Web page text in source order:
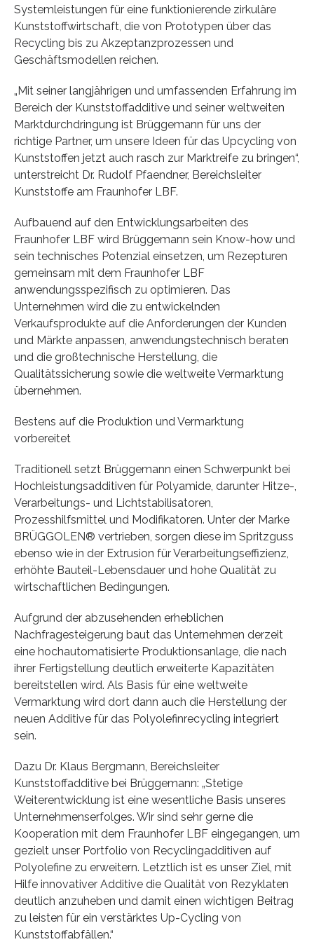
Systemleistungen für eine funktionierende zirkuläre
Kunststoffwirtschaft, die von Prototypen über das
Recycling bis zu Akzeptanzprozessen und
Geschäftsmodellen reichen.
„Mit seiner langjährigen und umfassenden Erfahrung im
Bereich der Kunststoffadditive und seiner weltweiten
Marktdurchdringung ist Brüggemann für uns der
richtige Partner, um unsere Ideen für das Upcycling von
Kunststoffen jetzt auch rasch zur Marktreife zu bringen“,
unterstreicht Dr. Rudolf Pfaendner, Bereichsleiter
Kunststoffe am Fraunhofer LBF.
Aufbauend auf den Entwicklungsarbeiten des
Fraunhofer LBF wird Brüggemann sein Know-how und
sein technisches Potenzial einsetzen, um Rezepturen
gemeinsam mit dem Fraunhofer LBF
anwendungsspezifisch zu optimieren. Das
Unternehmen wird die zu entwickelnden
Verkaufsprodukte auf die Anforderungen der Kunden
und Märkte anpassen, anwendungstechnisch beraten
und die großtechnische Herstellung, die
Qualitätssicherung sowie die weltweite Vermarktung
übernehmen.
Bestens auf die Produktion und Vermarktung
vorbereitet
Traditionell setzt Brüggemann einen Schwerpunkt bei
Hochleistungsadditiven für Polyamide, darunter Hitze-,
Verarbeitungs- und Lichtstabilisatoren,
Prozesshilfsmittel und Modifikatoren. Unter der Marke
BRÜGGOLEN® vertrieben, sorgen diese im Spritzguss
ebenso wie in der Extrusion für Verarbeitungseffizienz,
erhöhte Bauteil-Lebensdauer und hohe Qualität zu
wirtschaftlichen Bedingungen.
Aufgrund der abzusehenden erheblichen
Nachfragesteigerung baut das Unternehmen derzeit
eine hochautomatisierte Produktionsanlage, die nach
ihrer Fertigstellung deutlich erweiterte Kapazitäten
bereitstellen wird. Als Basis für eine weltweite
Vermarktung wird dort dann auch die Herstellung der
neuen Additive für das Polyolefinrecycling integriert
sein.
Dazu Dr. Klaus Bergmann, Bereichsleiter
Kunststoffadditive bei Brüggemann: „Stetige
Weiterentwicklung ist eine wesentliche Basis unseres
Unternehmenserfolges. Wir sind sehr gerne die
Kooperation mit dem Fraunhofer LBF eingegangen, um
gezielt unser Portfolio von Recyclingadditiven auf
Polyolefine zu erweitern. Letztlich ist es unser Ziel, mit
Hilfe innovativer Additive die Qualität von Rezyklaten
deutlich anzuheben und damit einen wichtigen Beitrag
zu leisten für ein verstärktes Up-Cycling von
Kunststoffabfällen.“